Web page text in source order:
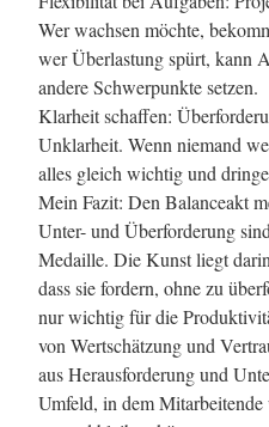
Wer wachsen möchte,
wer Überlastung spürt, kann
andere Schwerpunkte setzen.
Klarheit schaffen:
Unklarheit. Wenn niemand
alles gleich wichtig und
Mein Fazit: Den Balanceakt
Unter- und Überforderung
Medaille. Die Kunst liegt
dass sie fordern, ohne zu
nur wichtig für die
von Wertschätzung und
aus Herausforderung und
Umfeld, in dem